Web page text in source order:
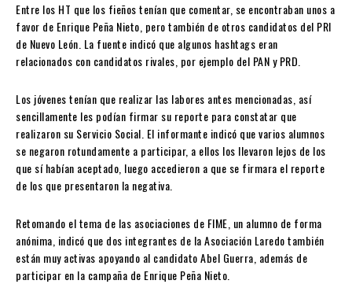
Entre los HT que los fieños tenían que comentar, se encontraban unos a
favor de Enrique Peña Nieto, pero también de otros candidatos del PRI
de Nuevo León. La fuente indicó que algunos hashtags eran
relacionados con candidatos rivales, por ejemplo del PAN y PRD.
Los jóvenes tenían que realizar las labores antes mencionadas, así
sencillamente les podían firmar su reporte para constatar que
realizaron su Servicio Social. El informante indicó que varios alumnos
se negaron rotundamente a participar, a ellos los llevaron lejos de los
que sí habían aceptado, luego accedieron a que se firmara el reporte
de los que presentaron la negativa.
Retomando el tema de las asociaciones de FIME, un alumno de forma
anónima, indicó que dos integrantes de la Asociación Laredo también
están muy activas apoyando al candidato Abel Guerra, además de
participar en la campaña de Enrique Peña Nieto.